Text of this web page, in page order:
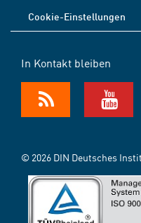
Cookie-Einstellungen
In Kontakt bleiben
© 2026 DIN Deutsches